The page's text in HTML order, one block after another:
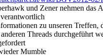
und Zener nehmen das
zu unseren
Threads durchgeführt
Mumble